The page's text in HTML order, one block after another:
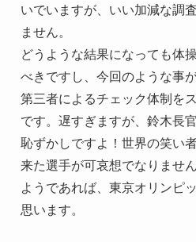
いでいますが、いい加減な調
ません。
どうような結果になっても体
べきですし、今回のような事
第三者によるチェック体制を
です。遅すぎますが、鈴木長
恥ずかしですよ！世界の笑い
来た選手が可哀想でなりませ
ようであれば、東京オリンピ
思います。